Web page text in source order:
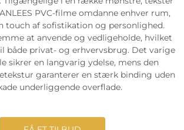
PVC-filme omdanne enhver rum,
touch af sofistikation og personlighed.
at anvende og vedligeholde, hvilket
både privat- og erhvervsbrug. Det varige
sikrer en langvarig ydelse, mens den
garanterer en stærk binding uden
underliggende overflade.